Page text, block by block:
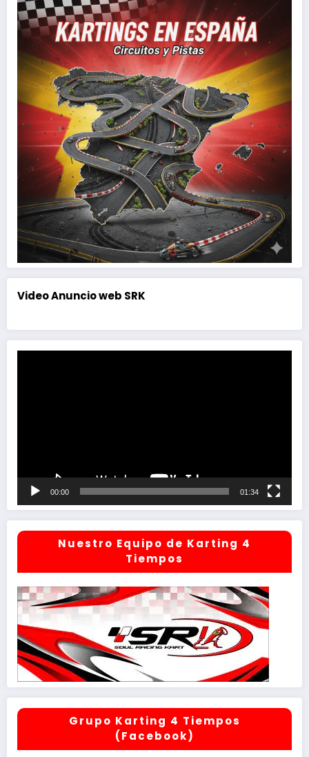
Video Anuncio web SRK
00:00 01:34
Nuestro Equipo de Karting 4
Tiempos
Grupo Karting 4 Tiempos
(Facebook)